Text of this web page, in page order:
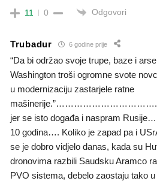
11 0 Odgovori
Trubadur 6 godine prije
“Da bi održao svoje trupe, baze i
Washington troši ogromne svote
u modernizaciju zastarjele ratne
mašinerije.”…………………………….
jer se isto događa i naspram
10 godina…. Koliko je zapad pa i
se je dobro vidjelo danas, kada su
dronovima razbili Saudsku Aramco
PVO sistema, debelo zaostaju tako